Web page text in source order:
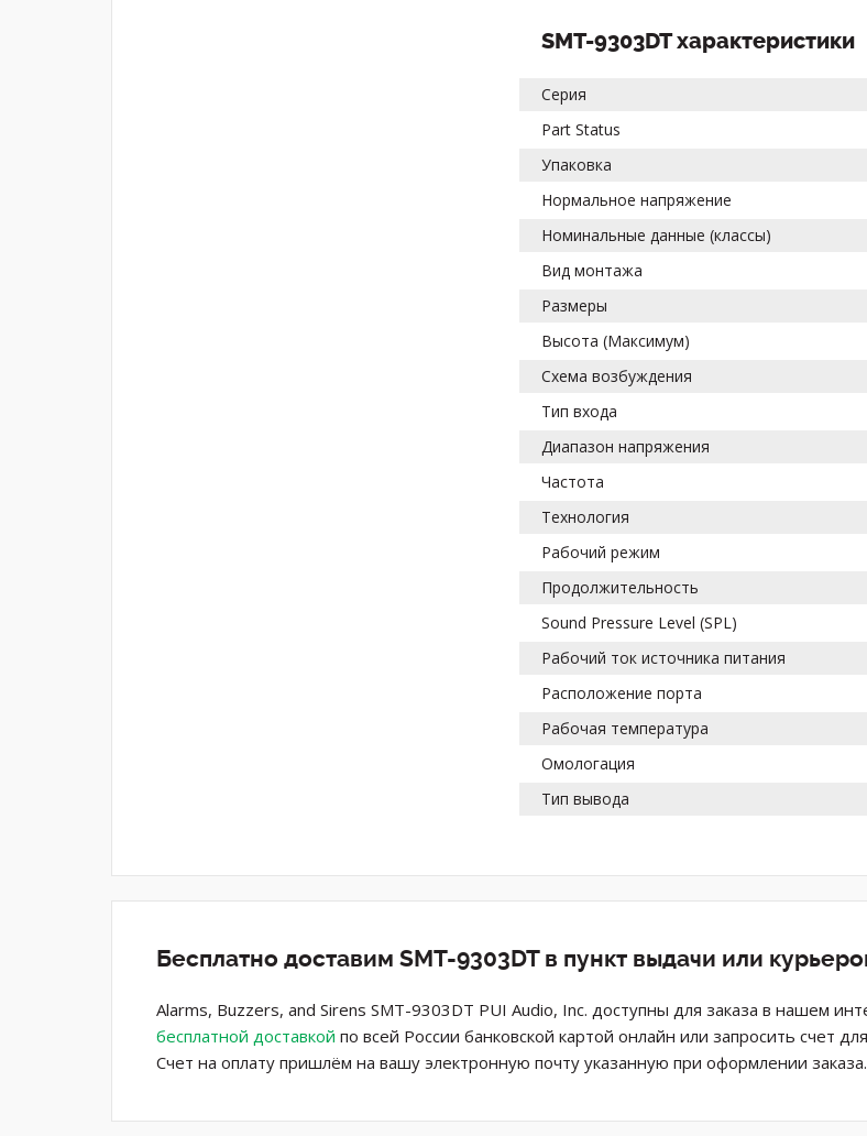
SMT-9303DT характеристики
Серия
Part Status
Упаковка
Нормальное напряжение
Номинальные данные (классы)
Вид монтажа
Размеры
Высота (Максимум)
Схема возбуждения
Тип входа
Диапазон напряжения
Частота
Технология
Рабочий режим
Продолжительность
Sound Pressure Level (SPL)
Рабочий ток источника питания
Расположение порта
Рабочая температура
Омологация
Тип вывода
Бесплатно доставим SMT-9303DT в пункт выдачи или
Alarms, Buzzers, and Sirens SMT-9303DT PUI Audio, Inc. доступны для заказа в нашем
бесплатной доставкой по всей России банковской картой онлайн или запросить счет
Счет на оплату пришлём на вашу электронную почту указанную при оформлении заказа.